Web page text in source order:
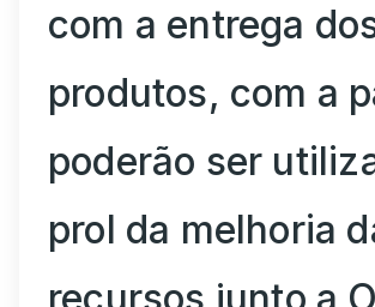
com a entrega
produtos, com a
poderão ser
prol da melhoria